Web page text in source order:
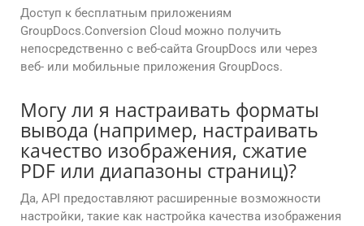
Доступ к бесплатным приложениям
GroupDocs.Conversion Cloud можно получить
непосредственно с веб-сайта GroupDocs или через
веб- или мобильные приложения GroupDocs.
Могу ли я настраивать форматы
вывода (например, настраивать
качество изображения, сжатие
PDF или диапазоны страниц)?
Да, API предоставляют расширенные возможности
настройки, такие как настройка качества изображения